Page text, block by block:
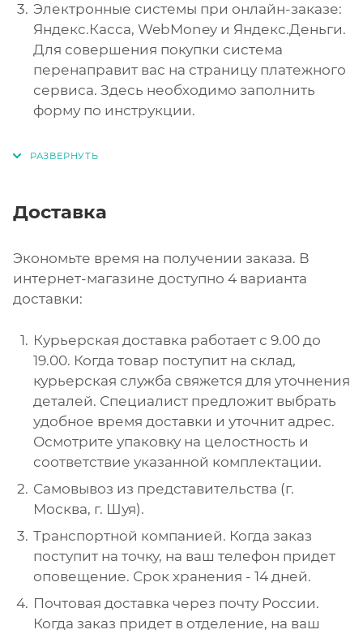
Электронные системы при онлайн-заказе:
Яндекс.Касса, WebMoney и Яндекс.Деньги.
Для совершения покупки система
перенаправит вас на страницу платежного
сервиса. Здесь необходимо заполнить
форму по инструкции.
Доставка
Экономьте время на получении заказа. В
интернет-магазине доступно 4 варианта
доставки:
Курьерская доставка работает с 9.00 до
19.00. Когда товар поступит на склад,
курьерская служба свяжется для уточнения
деталей. Специалист предложит выбрать
удобное время доставки и уточнит адрес.
Осмотрите упаковку на целостность и
соответствие указанной комплектации.
Самовывоз из представительства (г.
Москва, г. Шуя).
Транспортной компанией. Когда заказ
поступит на точку, на ваш телефон придет
оповещение. Срок хранения - 14 дней.
Почтовая доставка через почту России.
Когда заказ придет в отделение, на ваш